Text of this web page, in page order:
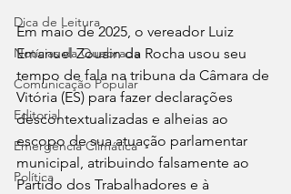
Dica de Leitura
Notícias da Quebrada
Comunicação Popular
Editorial
Emergência Climática
Política
Em maio de 2025, o vereador Luiz
Emanuel Zouain da Rocha usou seu
tempo de fala na tribuna da Câmara de
Vitória (ES) para fazer declarações
descontextualizadas e alheias ao
escopo de sua atuação parlamentar
municipal, atribuindo falsamente ao
Partido dos Trabalhadores e à